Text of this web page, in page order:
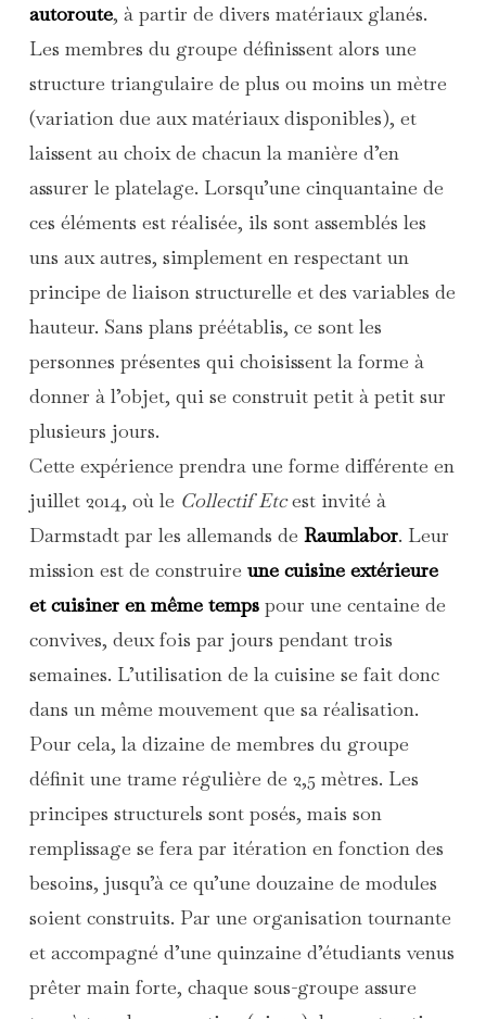
autoroute, à partir de divers matériaux glanés.
Les membres du groupe définissent alors une
structure triangulaire de plus ou moins un mètre
(variation due aux matériaux disponibles), et
laissent au choix de chacun la manière d’en
assurer le platelage. Lorsqu’une cinquantaine de
ces éléments est réalisée, ils sont assemblés les
uns aux autres, simplement en respectant un
principe de liaison structurelle et des variables de
hauteur. Sans plans préétablis, ce sont les
personnes présentes qui choisissent la forme à
donner à l’objet, qui se construit petit à petit sur
plusieurs jours.
Cette expérience prendra une forme différente en
juillet 2014, où le Collectif Etcest invité à
Darmstadt par les allemands de Raumlabor. Leur
mission est de construire une cuisine extérieure
et cuisiner en même tempspour une centaine de
convives, deux fois par jours pendant trois
semaines. L’utilisation de la cuisine se fait donc
dans un même mouvement que sa réalisation.
Pour cela, la dizaine de membres du groupe
définit une trame régulière de 2,5 mètres. Les
principes structurels sont posés, mais son
remplissage se fera par itération en fonction des
besoins, jusqu’à ce qu’une douzaine de modules
soient construits. Par une organisation tournante
et accompagné d’une quinzaine d’étudiants venus
prêter main forte, chaque sous-groupe assure